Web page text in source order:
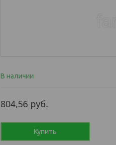
В наличии
804,56 руб.
Купить